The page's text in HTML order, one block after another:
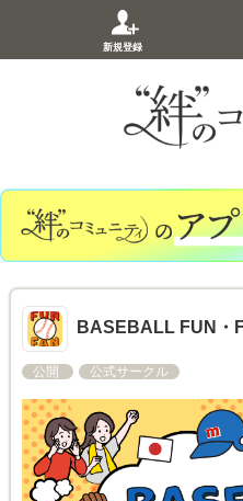
新規登録
BASEBALL FUN・
公開 公式サークル